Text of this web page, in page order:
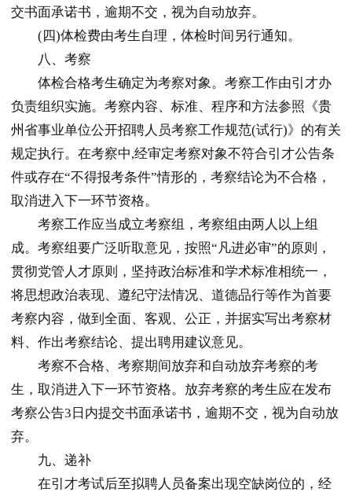
交书面承诺书，逾期不交，视为自动放弃。
(四)体检费由考生自理，体检时间另行通知。
八、考察
体检合格考生确定为考察对象。考察工作由引才办
负责组织实施。考察内容、标准、程序和方法参照《贵
州 省事业单位公开招聘人员考察工作规范(试行)》的有关
规定执行。在考察中,经审定考察对象不符合引才公告条
件或存在“不得报考条件”情形的，考察结论为不合格，
取消进入下一环节资格。
考察工作应当成立考察组，考察组由两人以上组
成。考察组要广泛听取意见，按照“凡进必审”的原则，
贯彻党管人才原则，坚持政治标准和学术标准相统一，
将思想政治表现、遵纪守法情况、道德品行等作为首要
考察内容，做到全面、客观、公正，并据实写出考察材
料、作出考察结论、提出聘用建议意见。
考察不合格、考察期间放弃和自动放弃考察的考
生，取消进入下一环节资格。放弃考察的考生应在发布
考察公告3日内提交书面承诺书，逾期不交，视为自动放
弃。
九、递补
在引才考试后至拟聘人员备案出现空缺岗位的，经